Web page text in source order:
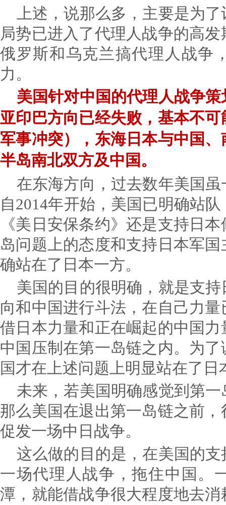
上述，说那么多，主要是为了
局势已进入了代理人战争的高
俄罗斯和乌克兰搞代理人战争
力。
美国针对中国的代理人战争策
亚印巴方向已经失败，基本不
军事冲突），东海日本与中国
半岛南北双方及中国。
在东海方向，过去数年美国虽
自2014年开始，美国已明确站
《美日安保条约》还是支持日
岛问题上的态度和支持日本军
确站在了日本一方。
美国的目的很明确，就是支持
向和中国进行斗法，在自己力
借日本力量和正在崛起的中国
中国压制在第一岛链之内。为
国才在上述问题上明显站在了日
未来，若美国明确感觉到第一
那么美国在退出第一岛链之前
促发一场中日战争。
这么做的目的是，在美国的支
一场代理人战争，拖住中国。
潭，就能借战争很大程度地去